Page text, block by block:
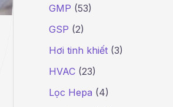
GMP (53)
GSP (2)
Hơi tinh khiết (3)
HVAC (23)
Lọc Hepa (4)